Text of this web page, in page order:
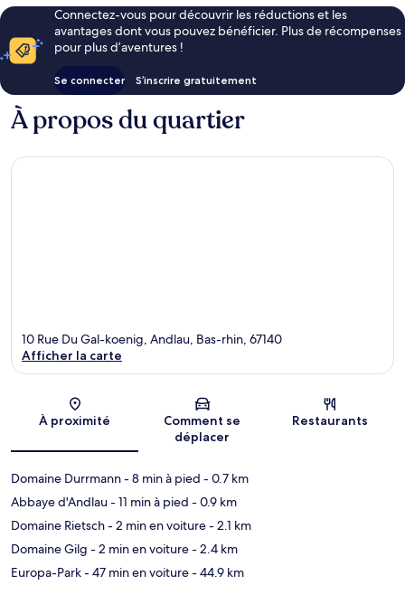
Connectez-vous pour découvrir les réductions et les
avantages dont vous pouvez bénéficier. Plus de récompenses
pour plus d’aventures !
Se connecter S’inscrire gratuitement
À propos du quartier
Carte
10 Rue Du Gal-koenig, Andlau, Bas-rhin, 67140
Afficher la carte
À proximité
Comment se
déplacer
Restaurants
Domaine Durrmann- 8 min à pied - 0.7 km
Abbaye d'Andlau- 11 min à pied - 0.9 km
Domaine Rietsch- 2 min en voiture- 2.1 km
Domaine Gilg - 2 min en voiture- 2.4 km
Europa-Park- 47 min en voiture- 44.9 km